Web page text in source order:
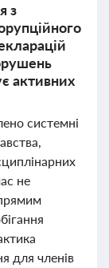
з
активних
системні
не
для членів